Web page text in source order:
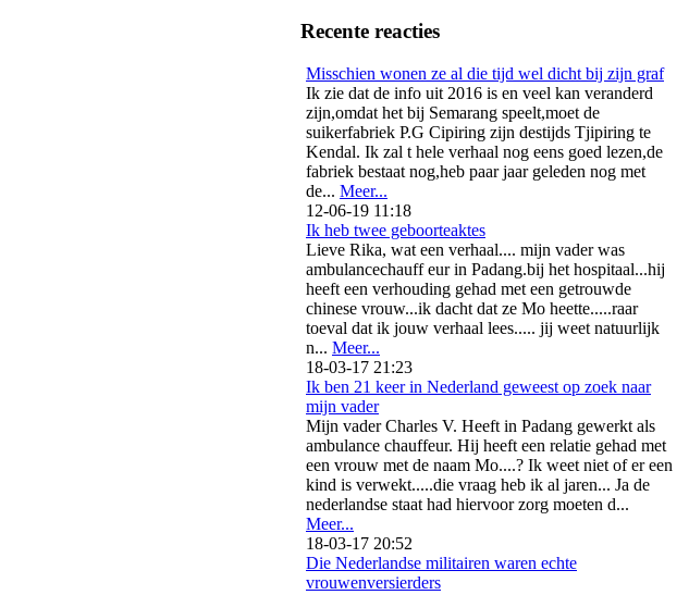
Recente reacties
Misschien wonen ze al die tijd wel dicht bij zijn graf
Ik zie dat de info uit 2016 is en veel kan veranderd
zijn,omdat het bij Semarang speelt,moet de
suikerfabriek P.G Cipiring zijn destijds Tjipiring te
Kendal. Ik zal t hele verhaal nog eens goed lezen,de
fabriek bestaat nog,heb paar jaar geleden nog met
de... Meer...
12-06-19 11:18
Ik heb twee geboorteaktes
Lieve Rika, wat een verhaal.... mijn vader was
ambulancechauff eur in Padang.bij het hospitaal...hij
heeft een verhouding gehad met een getrouwde
chinese vrouw...ik dacht dat ze Mo heette.....raar
toeval dat ik jouw verhaal lees..... jij weet natuurlijk
n... Meer...
18-03-17 21:23
Ik ben 21 keer in Nederland geweest op zoek naar
mijn vader
Mijn vader Charles V. Heeft in Padang gewerkt als
ambulance chauffeur. Hij heeft een relatie gehad met
een vrouw met de naam Mo....? Ik weet niet of er een
kind is verwekt.....die vraag heb ik al jaren... Ja de
nederlandse staat had hiervoor zorg moeten d...
Meer...
18-03-17 20:52
Die Nederlandse militairen waren echte
vrouwenversierders